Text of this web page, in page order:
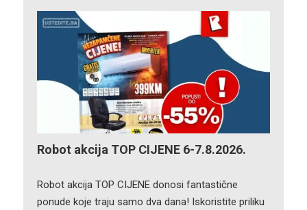
Robot akcija TOP CIJENE 6-7.8.2026.
Robot akcija TOP CIJENE donosi fantastične
ponude koje traju samo dva dana! Iskoristite priliku